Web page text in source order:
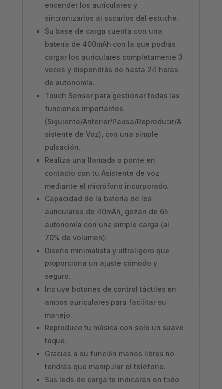
encender los auriculares y
sincronizarlos al sacarlos del estuche.
Su base de carga cuenta con una
batería de 400mAh con la que podrás
cargar los auriculares completamente 3
veces y dispondrás de hasta 24 horas
de autonomía.
Touch Sensor para gestionar todas las
funciones importantes
(Siguiente/Anterior/Pausa/Reproducir/A
sistente de Voz), con una simple
pulsación.
Realiza una llamada o ponte en
contacto con tu Asistente de voz
mediante el micrófono incorporado.
Capacidad de la batería de los
auriculares de 40mAh, gozan de 6h
autonomía con una simple carga (al
70% de volumen).
Diseño minimalista y ultraligero que
proporciona un ajuste cómodo y
seguro.
Incluye botones de control táctiles en
ambos auriculares para facilitar su
manejo.
Reproduce tu música con solo un suave
toque.
Gracias a su función manos libres no
tendrás que manipular el teléfono.
Sus leds de carga te indicarán en todo